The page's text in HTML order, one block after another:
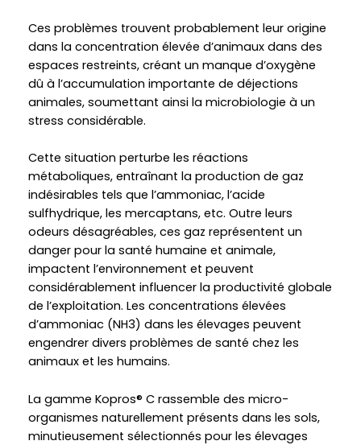
Ces problèmes trouvent probablement leur origine
dans la concentration élevée d’animaux dans des
espaces restreints, créant un manque d’oxygène
dû à l’accumulation importante de déjections
animales, soumettant ainsi la microbiologie à un
stress considérable.
Cette situation perturbe les réactions
métaboliques, entraînant la production de gaz
indésirables tels que l’ammoniac, l’acide
sulfhydrique, les mercaptans, etc. Outre leurs
odeurs désagréables, ces gaz représentent un
danger pour la santé humaine et animale,
impactent l’environnement et peuvent
considérablement influencer la productivité globale
de l’exploitation. Les concentrations élevées
d’ammoniac (NH3) dans les élevages peuvent
engendrer divers problèmes de santé chez les
animaux et les humains.
La gamme Kopros® C rassemble des micro-
organismes naturellement présents dans les sols,
minutieusement sélectionnés pour les élevages